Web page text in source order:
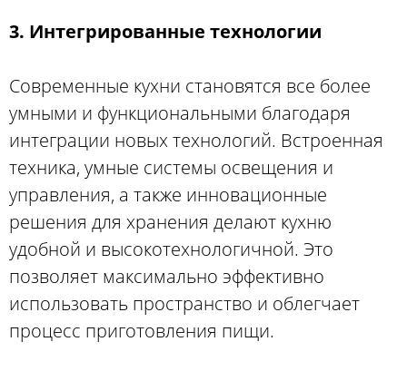
3. Интегрированные технологии
Современные кухни становятся все более
умными и функциональными благодаря
интеграции новых технологий. Встроенная
техника, умные системы освещения и
управления, а также инновационные
решения для хранения делают кухню
удобной и высокотехнологичной. Это
позволяет максимально эффективно
использовать пространство и облегчает
процесс приготовления пищи.